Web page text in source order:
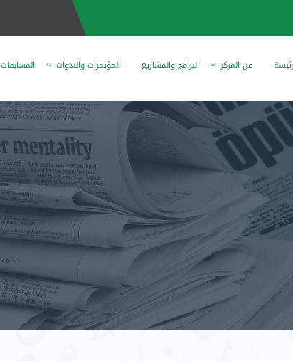
عن المركز البرامج والمشاريع المؤتمرات والندوات المسابقات